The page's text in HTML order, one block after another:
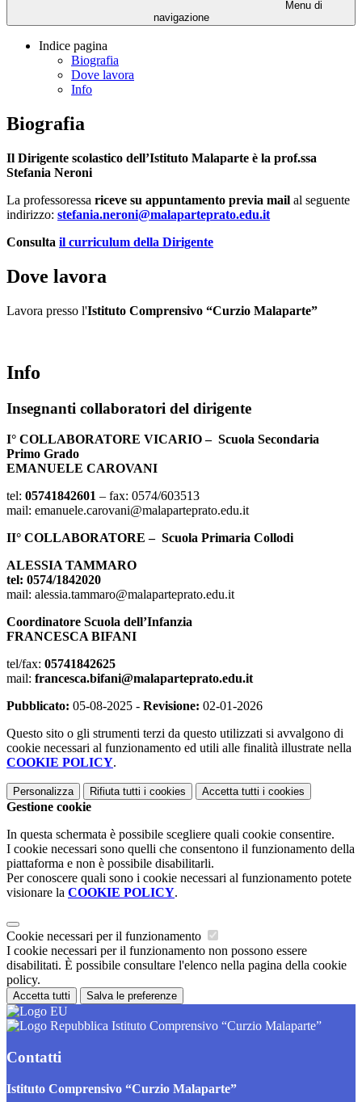
Menu di
navigazione
Indice pagina
Biografia
Dove lavora
Info
Biografia
Il Dirigente scolastico dell’Istituto Malaparte è la prof.ssa
Stefania Neroni
La professoressa riceve su appuntamento previa mail al seguente
indirizzo: stefania.neroni@malaparteprato.edu.it
Consulta il curriculum della Dirigente
Dove lavora
Lavora presso l'Istituto Comprensivo “Curzio Malaparte”
Info
Insegnanti collaboratori del dirigente
I° COLLABORATORE VICARIO – Scuola Secondaria
Primo Grado
EMANUELE CAROVANI
tel: 05741842601 – fax: 0574/603513
mail: emanuele.carovani@malaparteprato.edu.it
II° COLLABORATORE – Scuola Primaria Collodi
ALESSIA TAMMARO
tel: 0574/1842020
mail: alessia.tammaro@malaparteprato.edu.it
Coordinatore Scuola dell’Infanzia
FRANCESCA BIFANI
tel/fax: 05741842625
mail: francesca.bifani@malaparteprato.edu.it
Pubblicato: 05-08-2025 - Revisione: 02-01-2026
Questo sito o gli strumenti terzi da questo utilizzati si avvalgono di
cookie necessari al funzionamento ed utili alle finalità illustrate nella
COOKIE POLICY.
Personalizza Rifiuta tutti i cookies Accetta tutti i cookies
Gestione cookie
In questa schermata è possibile scegliere quali cookie consentire.
I cookie necessari sono quelli che consentono il funzionamento della
piattaforma e non è possibile disabilitarli.
Per conoscere quali sono i cookie necessari al funzionamento potete
visionare la COOKIE POLICY.
Cookie necessari per il funzionamento
I cookie necessari per il funzionamento non possono essere
disabilitati. È possibile consultare l'elenco nella pagina della cookie
policy.
Accetta tutti Salva le preferenze
Istituto Comprensivo “Curzio Malaparte”
Contatti
Istituto Comprensivo “Curzio Malaparte”